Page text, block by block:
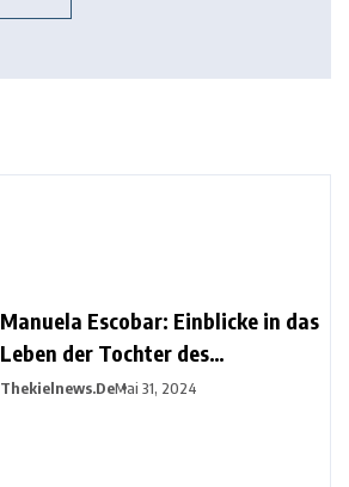
Manuela Escobar: Einblicke in das
Leben der Tochter des
berüchtigten Drogenbarons Pablo
Thekielnews.deMai 31, 2024